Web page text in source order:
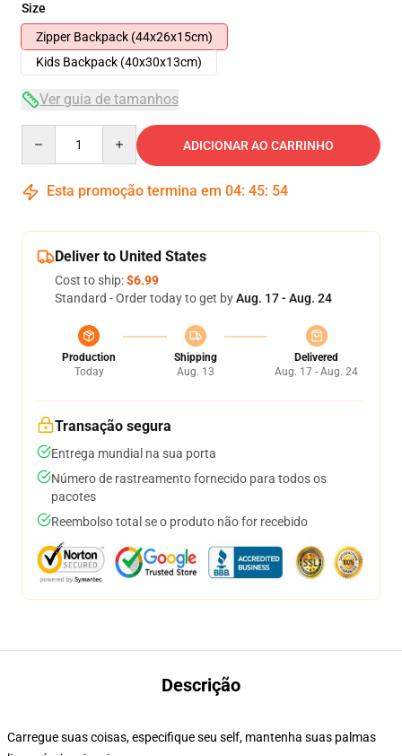
Size
Zipper Backpack (44x26x15cm)
Kids Backpack (40x30x13cm)
Ver guia de tamanhos
ADICIONAR AO CARRINHO
Esta promoção termina em 04: 45: 54
Deliver to United States
Cost to ship:$6.99
Standard - Order today to get byAug. 17 - Aug. 24
Production
Today
Shipping
Aug. 13
Delivered
Aug. 17 - Aug. 24
Transação segura
Entrega mundial na sua porta
Número de rastreamento fornecido para todos os
pacotes
Reembolso total se o produto não for recebido
Descrição
Carregue suas coisas, especifique seu self, mantenha suas palmas